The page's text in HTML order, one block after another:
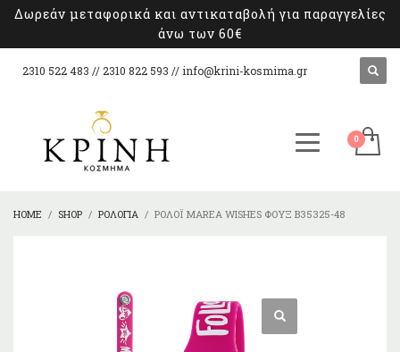
Δωρεάν μεταφορικά και αντικαταβολή για παραγγελίες
άνω των 60€
2310 522 483 // 2310 822 593 // info@krini-kosmima.gr
HOME SHOP ΡΟΛΌΓΙΑ ΡΟΛΌΙ MAREA WISHES ΦΟΎΞ B35325-48